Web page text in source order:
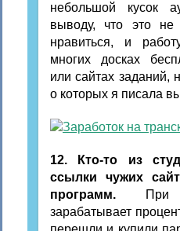
небольшой кусок
выводу, что это
нравиться, и
многих досках
или сайтах заданий,
о которых я писала
12. Кто-то из
ссылки чужих
программ. При
зарабатывает